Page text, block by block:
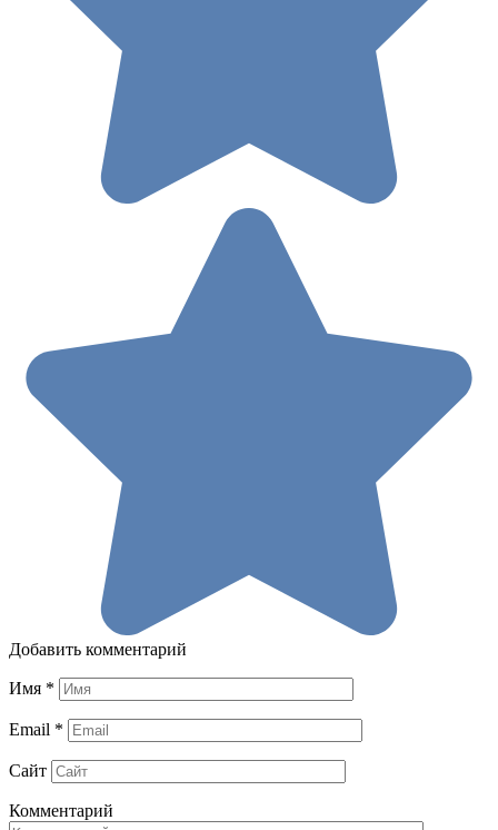
Добавить комментарий
Имя *
Email *
Сайт
Комментарий